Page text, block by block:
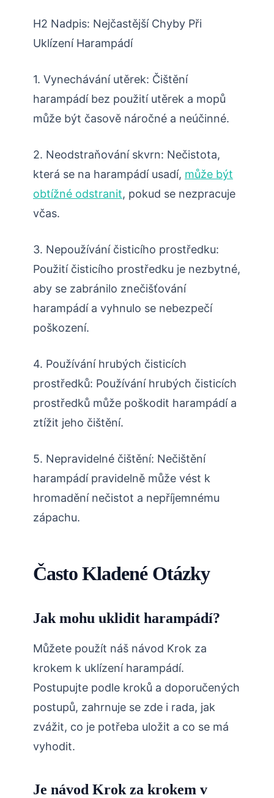
H2 Nadpis: Nejčastější Chyby Při
Uklízení Harampádí
1. Vynechávání utěrek: Čištění
harampádí bez použití utěrek a mopů
může být časově náročné a neúčinné.
2. Neodstraňování skvrn: Nečistota,
která se na harampádí usadí, může být
obtížné odstranit, pokud se nezpracuje
včas.
3. Nepoužívání čisticího prostředku:
Použití čisticího prostředku je nezbytné,
aby se zabránilo znečišťování
harampádí a vyhnulo se nebezpečí
poškození.
4. Používání hrubých čisticích
prostředků: Používání hrubých čisticích
prostředků může poškodit harampádí a
ztížit jeho čištění.
5. Nepravidelné čištění: Nečištění
harampádí pravidelně může vést k
hromadění nečistot a nepříjemnému
zápachu.
Často Kladené Otázky
Jak mohu uklidit harampádí?
Můžete použít náš návod Krok za
krokem k uklízení harampádí.
Postupujte podle kroků a doporučených
postupů, zahrnuje se zde i rada, jak
zvážit, co je potřeba uložit a co se má
vyhodit.
Je návod Krok za krokem v